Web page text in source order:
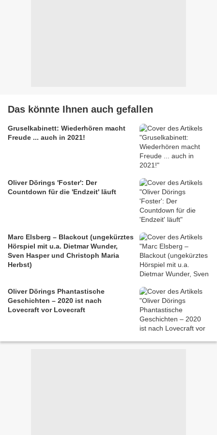
Das könnte Ihnen auch gefallen
Gruselkabinett: Wiederhören macht
Freude ... auch in 2021!
Oliver Dörings 'Foster': Der
Countdown für die 'Endzeit' läuft
Marc Elsberg – Blackout (ungekürztes
Hörspiel mit u.a. Dietmar Wunder,
Sven Hasper und Christoph Maria
Herbst)
Oliver Dörings Phantastische
Geschichten – 2020 ist nach
Lovecraft vor Lovecraft